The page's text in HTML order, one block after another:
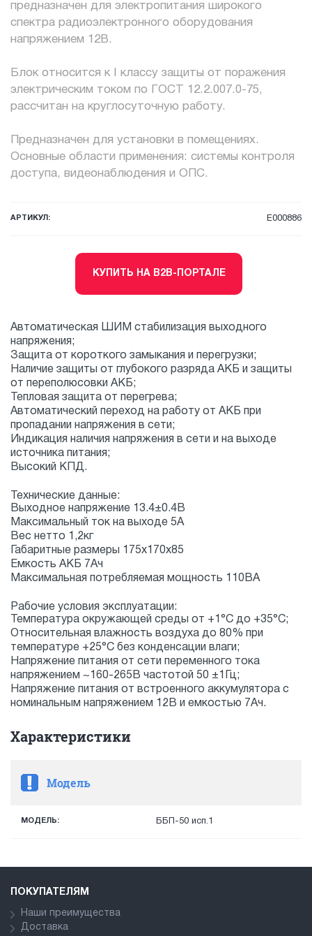
предназначен для электропитания широкого
спектра радиоэлектронного оборудования
напряжением 12В.
Блок относится к I классу защиты от поражения
электрическим током по ГОСТ 12.2.007.0-75,
рассчитан на круглосуточную работу.
Предназначен для установки в помещениях.
Основные области применения: системы контроля
доступа, видеонаблюдения и ОПС.
АРТИКУЛ: E000886
КУПИТЬ НА B2B-ПОРТАЛЕ
Автоматическая ШИМ стабилизация выходного
напряжения;
Защита от короткого замыкания и перегрузки;
Наличие защиты от глубокого разряда АКБ и защиты
от переполюсовки АКБ;
Тепловая защита от перегрева;
Автоматический переход на работу от АКБ при
пропадании напряжения в сети;
Индикация наличия напряжения в сети и на выходе
источника питания;
Высокий КПД.
Технические данные:
Выходное напряжение 13.4±0.4В
Максимальный ток на выходе 5А
Вес нетто 1,2кг
Габаритные размеры 175х170х85
Емкость АКБ 7Ач
Максимальная потребляемая мощность 110ВА
Рабочие условия эксплуатации:
Температура окружающей среды от +1°С до +35°С;
Относительная влажность воздуха до 80% при
температуре +25°С без конденсации влаги;
Напряжение питания от сети переменного тока
напряжением ~160-265В частотой 50 ±1Гц;
Напряжение питания от встроенного аккумулятора с
номинальным напряжением 12В и емкостью 7Ач.
Характеристики
Модель
МОДЕЛЬ: ББП-50 исп.1
ПОКУПАТЕЛЯМ
Наши преимущества
Доставка